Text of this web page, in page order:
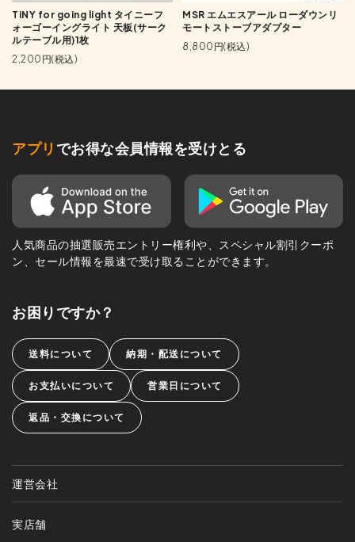
TiNY for going light タイニーフ
ォーゴーイングライト 天板(サーク
ルテーブル用)1枚
2,200円(税込)
MSR エムエスアール ローダウンリ
モートストーブアダプター
8,800円(税込)
アプリ でお得な会員情報を受けとる
人気商品の抽選販売エントリー権利や、スペシャル割引クーポ
ン、セール情報を最速で受け取ることができます。
お困りですか？
送料について 納期・配送について
お支払いについて 営業日について
返品・交換について
運営会社
実店舗